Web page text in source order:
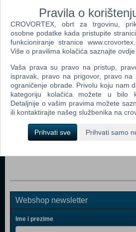
Popularno
Everybody's Golf (PSP)
Hot Shots Golf: Open Tee (PSP)
Tiger Woods Pga Tour 2006 (PSP)
Everybody's Golf (PSP)
Everybody's Golf (PSP)
Webshop newsletter
Ime i prezime
Pravila o
CROVORTEX, obrt za trgovinu,
osobne podatke kada pristupite
funkcioniranje stranice
Više o pravilima kolačića saznajte ovdje
Vaša prava su pravo na pristup,
ispravak, pravo na prigovor, pravo
ograničenje obrade. Privolu koju nam
kategoriju kolačića možete u bilo
Detaljnije o vašim pravima možete
ili kontaktirajte našeg službenika na
Prihvati sve Prihvati samo